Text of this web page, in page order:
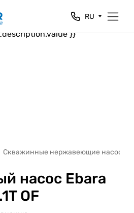
}}
}}
RU
Скважинные нержавеющие насосы
насос Ebara
OF